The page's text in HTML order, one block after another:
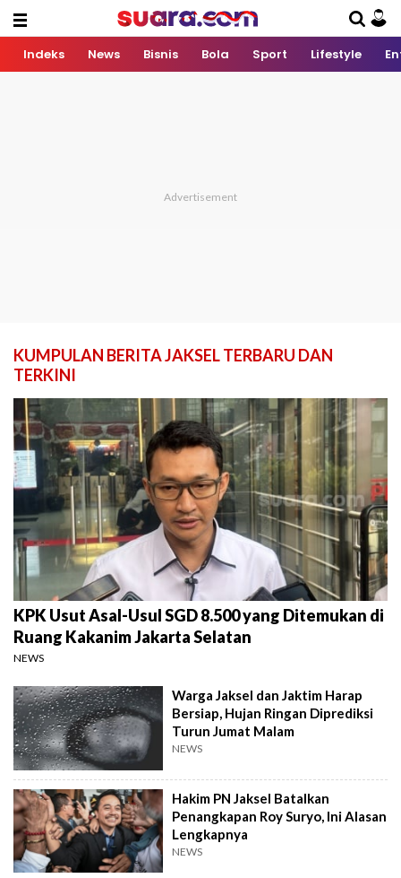
Indeks News Bisnis Bola Sport Lifestyle
KUMPULAN BERITA JAKSEL TERBARU DAN
TERKINI
KPK Usut Asal-Usul SGD 8.500 yang Ditemukan di
Ruang Kakanim Jakarta Selatan
NEWS
Warga Jaksel dan Jaktim Harap
Bersiap, Hujan Ringan Diprediksi
Turun Jumat Malam
NEWS
Hakim PN Jaksel Batalkan
Penangkapan Roy Suryo, Ini Alasan
Lengkapnya
NEWS